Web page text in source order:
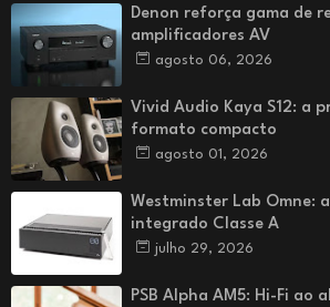
Denon reforça gama de
amplificadores AV
agosto 06, 2026
Vivid Audio Kaya S12: a
formato compacto
agosto 01, 2026
Westminster Lab Omne:
integrado Classe A
julho 29, 2026
PSB Alpha AM5: Hi-Fi ao